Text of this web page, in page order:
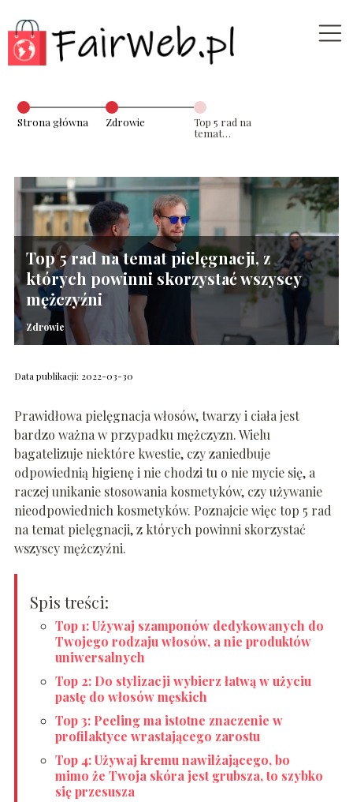
Strona główna Zdrowie
Top 5 rad na
temat
skorzystać
wszyscy
mężczyźni
Top 5 rad na temat pielęgnacji, z
których powinni skorzystać wszyscy
mężczyźni
Zdrowie
Data publikacji: 2022-03-30
Prawidłowa pielęgnacja włosów, twarzy i ciała jest
bardzo ważna w przypadku mężczyzn. Wielu
bagatelizuje niektóre kwestie, czy zaniedbuje
odpowiednią higienę i nie chodzi tu o nie mycie się, a
raczej unikanie stosowania kosmetyków, czy używanie
nieodpowiednich kosmetyków. Poznajcie więc top 5 rad
na temat pielęgnacji, z których powinni skorzystać
wszyscy mężczyźni.
Spis treści:
Top 1: Używaj szamponów dedykowanych do
Twojego rodzaju włosów, a nie produktów
uniwersalnych
Top 2: Do stylizacji wybierz łatwą w użyciu
pastę do włosów męskich
Top 3: Peeling ma istotne znaczenie w
profilaktyce wrastającego zarostu
Top 4: Używaj kremu nawilżającego, bo
mimo że Twoja skóra jest grubsza, to szybko
się przesusza